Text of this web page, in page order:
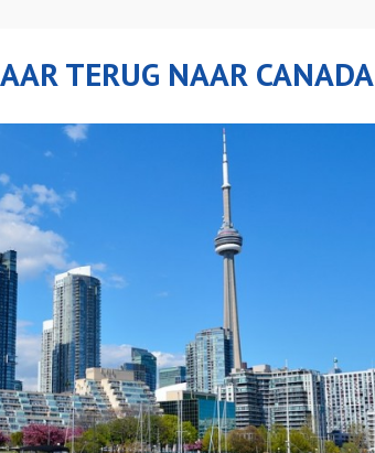
TERUG NAAR CANADA